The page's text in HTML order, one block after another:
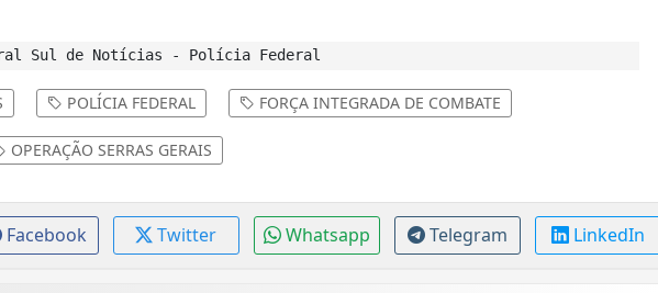
Sul de Notícias - Polícia Federal
POLÍCIA FEDERAL FORÇA INTEGRADA DE COMBATE
OPERAÇÃO SERRAS GERAIS
Facebook Twitter Whatsapp Telegram LinkedIn